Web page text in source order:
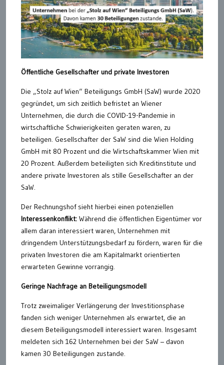
Öffentliche Gesellschafter und private Investoren
Die „Stolz auf Wien“ Beteiligungs GmbH (SaW) wurde 2020
gegründet, um sich zeitlich befristet an Wiener
Unternehmen, die durch die COVID-19-Pandemie in
wirtschaftliche Schwierigkeiten geraten waren, zu
beteiligen. Gesellschafter der SaW sind die Wien Holding
GmbH mit 80 Prozent und die Wirtschaftskammer Wien mit
20 Prozent. Außerdem beteiligten sich Kreditinstitute und
andere private Investoren als stille Gesellschafter an der
SaW.
Der Rechnungshof sieht hierbei einen potenziellen
Interessenkonflikt: Während die öffentlichen Eigentümer vor
allem daran interessiert waren, Unternehmen mit
dringendem Unterstützungsbedarf zu fördern, waren für die
privaten Investoren die am Kapitalmarkt orientierten
erwarteten Gewinne vorrangig.
Geringe Nachfrage an Beteiligungsmodell
Trotz zweimaliger Verlängerung der Investitionsphase
fanden sich weniger Unternehmen als erwartet, die an
diesem Beteiligungsmodell interessiert waren. Insgesamt
meldeten sich 162 Unternehmen bei der SaW – davon
kamen 30 Beteiligungen zustande.